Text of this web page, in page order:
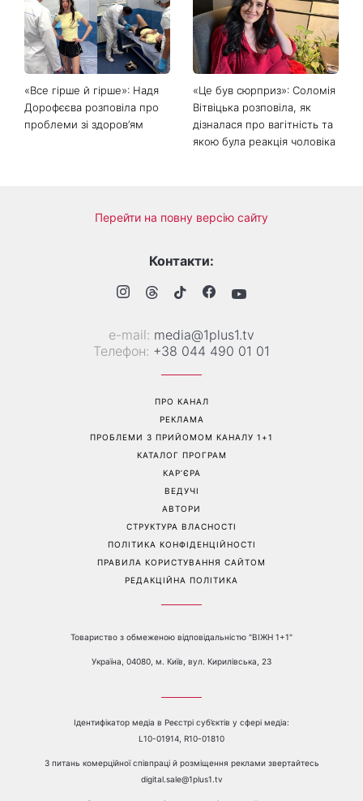
Головний стильний тренд
соцмереж: чому
мініспідниця з паєтками
підкорила Instagram
Не відкладайте до вересня:
що обов'язково потрібно
зробити на ділянці у серпні
2026
«Все гірше й гірше»: Надя
Дорофєєва розповіла про
«Це був сюрприз»: Соломія
Вітвіцька розповіла, як
дізналася про вагітність та
якою була реакція чоловіка